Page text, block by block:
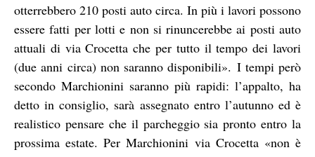
otterrebbero 210 posti auto circa. In più i lavori possono
essere fatti per lotti e non si rinuncerebbe ai posti auto
attuali di via Crocetta che per tutto il tempo dei lavori
(due anni circa) non saranno disponibili». I tempi però
secondo Marchionini saranno più rapidi: l’appalto, ha
detto in consiglio, sarà assegnato entro l’autunno ed è
realistico pensare che il parcheggio sia pronto entro la
prossima estate. Per Marchionini via Crocetta «non è